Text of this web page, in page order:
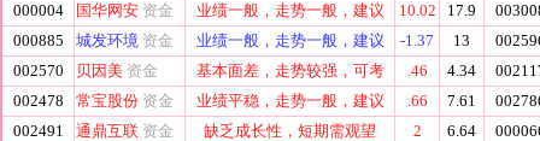
000004
国华网安 资金 业绩一般，走势一般，建议 10.02 17.9
000885
城发环境 资金 业绩一般，走势一般，建议 -1.37 13
002570
贝因美 资金 基本面差，走势较强，可考 .46 4.34
002478
常宝股份 资金 业绩平稳，走势一般，建议 .66 7.61
002491
通鼎互联 资金 缺乏成长性，短期需观望 2 6.64